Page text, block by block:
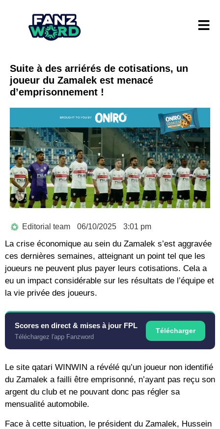
Suite à des arriérés de cotisations, un
joueur du Zamalek est menacé
d’emprisonnement !
Editorial team 06/10/2025 3:01 pm
La crise économique au sein du Zamalek s’est aggravée
ces dernières semaines, atteignant un point tel que les
joueurs ne peuvent plus payer leurs cotisations. Cela a
eu un impact considérable sur les résultats de l’équipe et
la vie privée des joueurs.
Scores en direct & mises à jour FPL
Téléchargez l'app Fanzword
Télécharger
Le site qatari WINWIN a révélé qu’un joueur non identifié
du Zamalek a failli être emprisonné, n’ayant pas reçu son
argent du club et ne pouvant donc pas régler sa
mensualité automobile.
Face à cette situation, le président du Zamalek, Hussein